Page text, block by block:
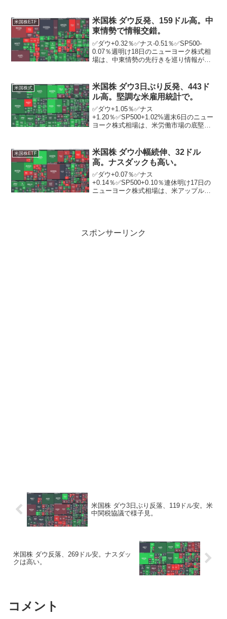
上げを巡り、16日に野党共和党のマッカ
ーシー下院議長と会...
米国株ETF
米国株 ダウ反発、159ドル高。中
東情勢で情報交錯。
✅ダウ+0.32％✅ナス-0.51％✅SP500-
0.07％週明け18日のニューヨーク株式相
場は、中東情勢の先行きを巡り情報が交
12億9472万株。同日序盤は、米メ...
米国株式
米国株 ダウ3日ぶり反発、443ド
ル高。堅調な米雇用統計で。
✅ダウ+1.05％✅ナス
+1.20％✅SP500+1.02%週末6日のニュー
ヨーク株式相場は、米労働市場の底堅さ
数は、2月下旬以来、約3カ月半ぶりに
6000の節目を...
米国株ETF
米国株 ダウ小幅続伸、32ドル
高。ナスダックも高い。
✅ダウ+0.07％✅ナス
+0.14％✅SP500+0.10％連休明け17日の
ニューヨーク株式相場は、米アップルや
スポンサーリンク
米国株 ダウ3日ぶり反落、119ドル安。米
中関税協議で様子見。
米国株 ダウ反落、269ドル安。ナスダッ
クは高い。
コメント